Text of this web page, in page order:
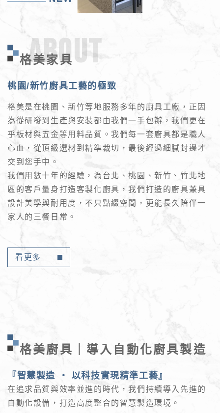
格美家具
ABOUT
桃園/新竹廚具工藝的極致
格美是在桃園、新竹等地服務多年的廚具工廠，正因
為從研發到生產與安裝都由我們一手包辦，我們更在
乎板材與五金等用料品質。我們每一套廚具都是職人
心血，從頂級選材到精準裁切，最後經過細膩封邊才
交到您手中。
我們用數十年的經驗，為台北、桃園、新竹、竹北地
區的客戶量身打造客製化廚具，我們打造的廚具兼具
設計美學與耐用度，不只點綴空間，更能長久陪伴一
家人的三餐日常。
看更多
格美廚具｜導入自動化廚具製造
『智慧製造 ‧ 以科技實現精準工藝』
在追求品質與效率並進的時代，我們持續導入先進的
自動化設備，打造高度整合的智慧製造環境。